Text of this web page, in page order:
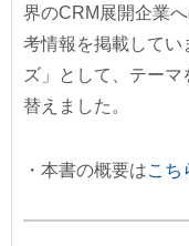
界のCRM展開企業
考情報を掲載してい
ズ」として、テーマ
替えました。
・本書の概要はこち